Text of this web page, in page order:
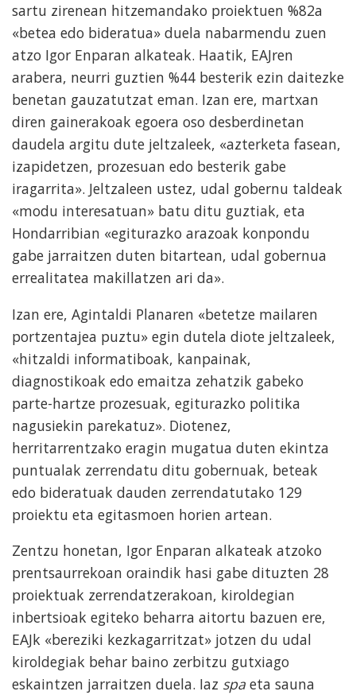
sartu zirenean hitzemandako proiektuen %82a
«betea edo bideratua» duela nabarmendu zuen
atzo Igor Enparan alkateak. Haatik, EAJren
arabera, neurri guztien %44 besterik ezin daitezke
benetan gauzatutzat eman. Izan ere, martxan
diren gainerakoak egoera oso desberdinetan
daudela argitu dute jeltzaleek, «azterketa fasean,
izapidetzen, prozesuan edo besterik gabe
iragarrita». Jeltzaleen ustez, udal gobernu taldeak
«modu interesatuan» batu ditu guztiak, eta
Hondarribian «egiturazko arazoak konpondu
gabe jarraitzen duten bitartean, udal gobernua
errealitatea makillatzen ari da».
Izan ere, Agintaldi Planaren «betetze mailaren
portzentajea puztu» egin dutela diote jeltzaleek,
«hitzaldi informatiboak, kanpainak,
diagnostikoak edo emaitza zehatzik gabeko
parte-hartze prozesuak, egiturazko politika
nagusiekin parekatuz». Diotenez,
herritarrentzako eragin mugatua duten ekintza
puntualak zerrendatu ditu gobernuak, beteak
edo bideratuak dauden zerrendatutako 129
proiektu eta egitasmoen horien artean.
Zentzu honetan, Igor Enparan alkateak atzoko
prentsaurrekoan oraindik hasi gabe dituzten 28
proiektuak zerrendatzerakoan, kiroldegian
inbertsioak egiteko beharra aitortu bazuen ere,
EAJk «bereziki kezkagarritzat» jotzen du udal
kiroldegiak behar baino zerbitzu gutxiago
eskaintzen jarraitzen duela. Iaz spa eta sauna